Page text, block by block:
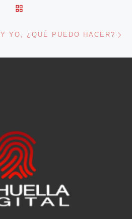
Y YO, ¿QUÉ PUEDO HACER?